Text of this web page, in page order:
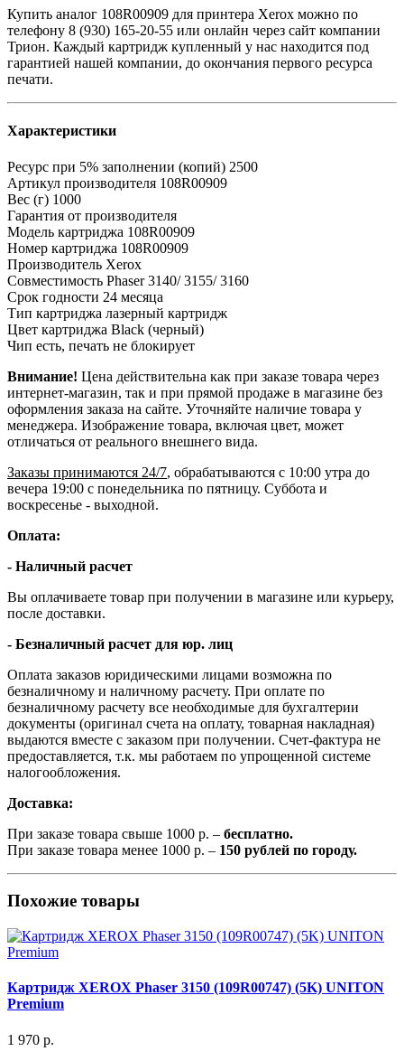
Купить аналог 108R00909 для принтера Xerox можно по
телефону 8 (930) 165-20-55 или онлайн через сайт компании
Трион. Каждый картридж купленный у нас находится под
гарантией нашей компании, до окончания первого ресурса
печати.
Характеристики
Ресурс при 5% заполнении (копий) 2500
Артикул производителя 108R00909
Вес (г) 1000
Гарантия от производителя
Модель картриджа 108R00909
Номер картриджа 108R00909
Производитель Xerox
Совместимость Phaser 3140/ 3155/ 3160
Срок годности 24 месяца
Тип картриджа лазерный картридж
Цвет картриджа Black (черный)
Чип есть, печать не блокирует
Внимание! Цена действительна как при заказе товара через
интернет-магазин, так и при прямой продаже в магазине без
оформления заказа на сайте. Уточняйте наличие товара у
менеджера. Изображение товара, включая цвет, может
отличаться от реального внешнего вида.
Заказы принимаются 24/7, обрабатываются с 10:00 утра до
вечера 19:00 с понедельника по пятницу. Суббота и
воскресенье - выходной.
Оплата:
- Наличный расчет
Вы оплачиваете товар при получении в магазине или курьеру,
после доставки.
- Безналичный расчет для юр. лиц
Оплата заказов юридическими лицами возможна по
безналичному и наличному расчету. При оплате по
безналичному расчету все необходимые для бухгалтерии
документы (оригинал счета на оплату, товарная накладная)
выдаются вместе с заказом при получении. Счет-фактура не
предоставляется, т.к. мы работаем по упрощенной системе
налогообложения.
Доставка:
При заказе товара свыше 1000 р. – бесплатно.
При заказе товара менее 1000 р. – 150 рублей по городу.
Похожие товары
Картридж XEROX Phaser 3150 (109R00747) (5K) UNITON
Premium
1 970 р.